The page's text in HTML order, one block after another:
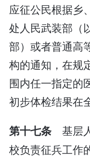
应征公民根据乡
处人民武装部（
部）或者普通高
构的通知，在规
围内任一指定的
初步体检结果在
第十七条 基层
校负责征兵工作